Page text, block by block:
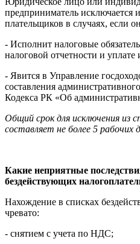
предприниматель исключается
плательщиков в случаях, если
- Исполнит налоговые
налоговой отчетности и
- Явится в Управление
составления
Кодекса РК «Об
Общий срок для исключения из
составляет не более 5 рабочих
Какие неприятные
бездействующих
Нахождение в списках
чревато:
- снятием с учета по НДС;